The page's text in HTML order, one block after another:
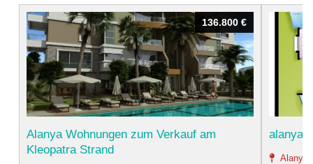
Alanya Wohnungen zum Verkauf am
Kleopatra Strand
136.800 €
136.800 €
alanya
Alanya